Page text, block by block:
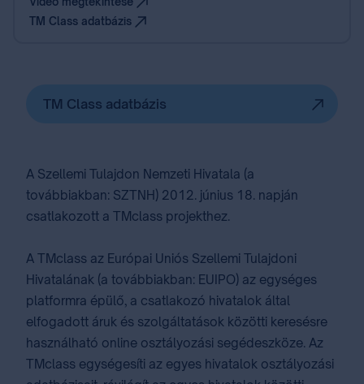
TM Class adatbázis
TM Class adatbázis
A Szellemi Tulajdon Nemzeti Hivatala (a
továbbiakban: SZTNH) 2012. június 18. napján
csatlakozott a TMclass projekthez.
A TMclass az Európai Uniós Szellemi Tulajdoni
Hivatalának (a továbbiakban: EUIPO) az egységes
platformra épülő, a csatlakozó hivatalok által
elfogadott áruk és szolgáltatások közötti keresésre
használható online osztályozási segédeszköze. Az
TMclass egységesíti az egyes hivatalok osztályozási